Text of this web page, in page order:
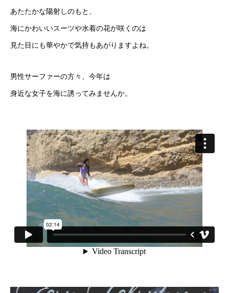
あたたかな陽射しのもと、
海にかわいいスーツや水着の花が咲くのは
見た目にも華やかで気持もあがりますよね。
男性サーファーの方々、今年は
身近な女子を海に誘ってみませんか。